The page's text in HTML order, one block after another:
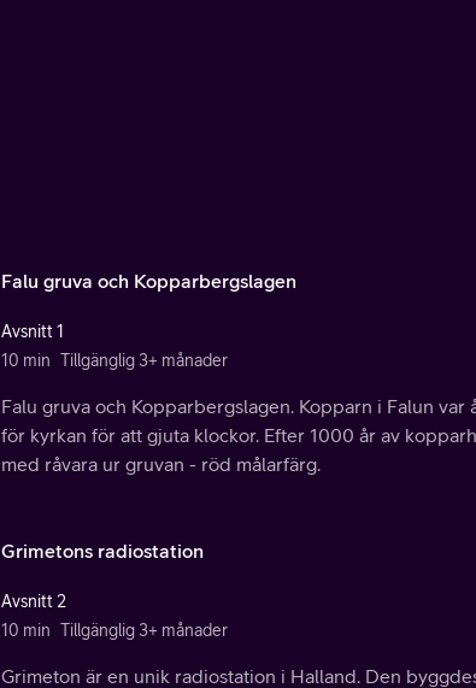
Falu gruva och Kopparbergslagen
Avsnitt 1
10 min Tillgänglig 3+ månader
Falu gruva och Kopparbergslagen. Kopparn i Falun
för kyrkan för att gjuta klockor. Efter 1000 år av
med råvara ur gruvan - röd målarfärg.
Grimetons radiostation
Avsnitt 2
10 min Tillgänglig 3+ månader
Grimeton är en unik radiostation i Halland. Den